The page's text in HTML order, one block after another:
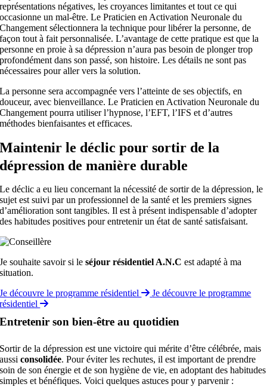
représentations négatives, les croyances limitantes et tout ce qui
occasionne un mal-être. Le Praticien en Activation Neuronale du
Changement sélectionnera la technique pour libérer la personne, de
façon tout à fait personnalisée. L’avantage de cette pratique est que la
personne en proie à sa dépression n’aura pas besoin de plonger trop
profondément dans son passé, son histoire. Les détails ne sont pas
nécessaires pour aller vers la solution.
La personne sera accompagnée vers l’atteinte de ses objectifs, en
douceur, avec bienveillance. Le Praticien en Activation Neuronale du
Changement pourra utiliser l’hypnose, l’EFT, l’IFS et d’autres
méthodes bienfaisantes et efficaces.
Maintenir le déclic pour sortir de la
dépression de manière durable
Le déclic a eu lieu concernant la nécessité de sortir de la dépression, le
sujet est suivi par un professionnel de la santé et les premiers signes
d’amélioration sont tangibles. Il est à présent indispensable d’adopter
des habitudes positives pour entretenir un état de santé satisfaisant.
Je souhaite savoir si leséjour résidentiel A.N.C est adapté à ma
situation.
Je découvre le programme résidentiel
Je découvre le programme
résidentiel
Entretenir son bien-être au quotidien
Sortir de la dépression est une victoire qui mérite d’être célébrée, mais
aussiconsolidée. Pour éviter les rechutes, il est important de prendre
soin de son énergie et de son hygiène de vie, en adoptant des habitudes
simples et bénéfiques. Voici quelques astuces pour y parvenir :